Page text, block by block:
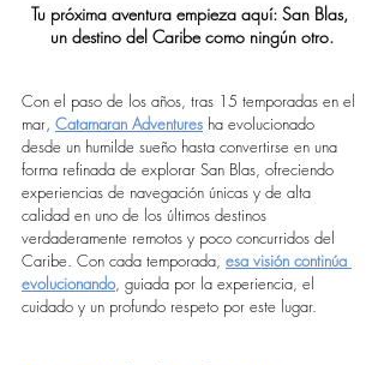
Tu próxima aventura empieza aquí: San Blas,
un destino del Caribe como ningún otro.
Con el paso de los años, tras 15 temporadas en el
mar, Catamaran Adventures ha evolucionado
desde un humilde sueño hasta convertirse en una
forma refinada de explorar San Blas, ofreciendo
experiencias de navegación únicas y de alta
calidad en uno de los últimos destinos
verdaderamente remotos y poco concurridos del
Caribe. Con cada temporada, esa visión continúa
evolucionando, guiada por la experiencia, el
cuidado y un profundo respeto por este lugar.